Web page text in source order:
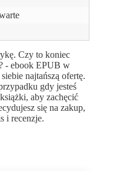
Czy to koniec
- ebook EPUB w
najtańszą ofertę.
gdy jesteś
aby zachęcić
się na zakup,
i recenzje.